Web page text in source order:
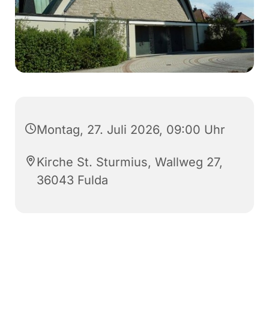
Montag, 27. Juli 2026, 09:00 Uhr
Kirche St. Sturmius, Wallweg 27,
36043 Fulda